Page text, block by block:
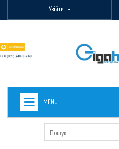
Увійти
MENU